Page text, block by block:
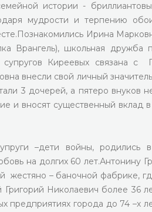
истории -
мудрости и терпению
Ирина
Врангель), школьная дружба
Киреевых связана с
внесли свой личный
3 дочерей, а пятеро внуков
и вносят существенный вклад в
–дети войны, родились
на долгих 60 лет.Антонину
жестяно – баночной фабрике,
Николаевич более 36
предприятиях города до 74 –х